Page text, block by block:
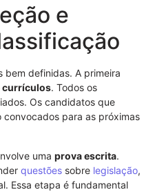
e
bem definidas. A primeira
currículos. Todos os
Os candidatos que
convocados para as próximas
uma prova escrita.
questões sobre legislação,
Essa etapa é fundamental